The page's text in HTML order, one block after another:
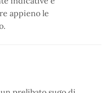
appieno le